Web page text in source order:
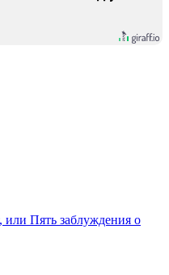
или Пять заблуждения о